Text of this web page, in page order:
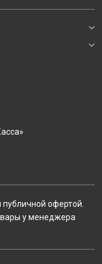
офертой.
у менеджера